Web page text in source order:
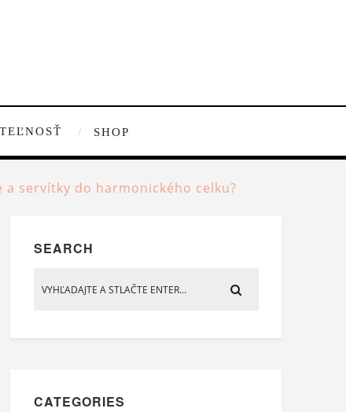
SHOP
servítky do harmonického celku?
SEARCH
CATEGORIES